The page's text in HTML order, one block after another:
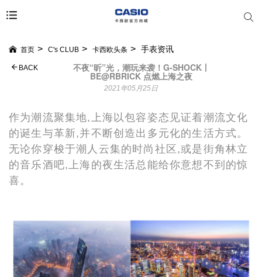
首页 C's CLUB 卡西欧头条 手表资讯
不夜“昕”光，潮玩来袭！G-SHOCK丨
BE@RBRICK 点燃上海之夜
BACK
2021年05月25日
作为潮流聚集地,上海以包容姿态见证着潮流文化
的诞生与革新,并不断创造出多元化的生活方式。
无论你穿梭于潮人云集的时尚社区,或是街角林立
的音乐酒吧,上海的夜生活总能给你意想不到的惊
喜。